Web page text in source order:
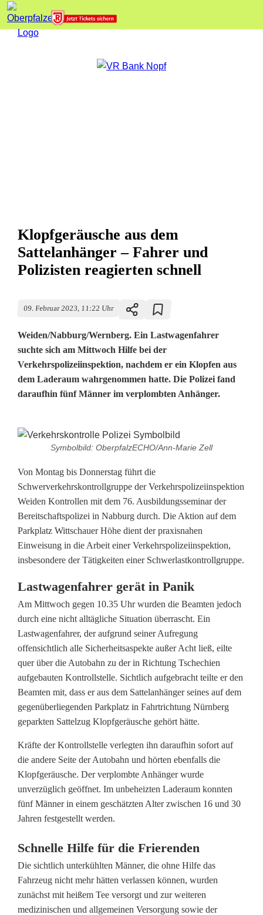
Klopfgeräusche aus dem
Sattelanhänger – Fahrer und
Polizisten reagierten schnell
09. Februar 2023, 11:22 Uhr
Weiden/Nabburg/Wernberg. Ein Lastwagenfahrer
suchte sich am Mittwoch Hilfe bei der
Verkehrspolizeiinspektion, nachdem er ein Klopfen aus
dem Laderaum wahrgenommen hatte. Die Polizei fand
daraufhin fünf Männer im verplombten Anhänger.
K
o
p
f
g
r
ä
u
s
c
h
e
a
u
s
d
m
S
a
Symbolbild: OberpfalzECHO/Ann-Marie Zell
Von Montag bis Donnerstag führt die
Schwerverkehrskontrollgruppe der Verkehrspolizeiinspektion
Weiden Kontrollen mit dem 76. Ausbildungsseminar der
Bereitschaftspolizei in Nabburg durch. Die Aktion auf dem
Parkplatz Wittschauer Höhe dient der praxisnahen
Einweisung in die Arbeit einer Verkehrspolizeiinspektion,
insbesondere der Tätigkeiten einer Schwerlastkontrollgruppe.
Lastwagenfahrer gerät in Panik
Am Mittwoch gegen 10.35 Uhr wurden die Beamten jedoch
durch eine nicht alltägliche Situation überrascht. Ein
Lastwagenfahrer, der aufgrund seiner Aufregung
offensichtlich alle Sicherheitsaspekte außer Acht ließ, eilte
quer über die Autobahn zu der in Richtung Tschechien
aufgebauten Kontrollstelle. Sichtlich aufgebracht teilte er den
Beamten mit, dass er aus dem Sattelanhänger seines auf dem
gegenüberliegenden Parkplatz in Fahrtrichtung Nürnberg
geparkten Sattelzug Klopfgeräusche gehört hätte.
Kräfte der Kontrollstelle verlegten ihn daraufhin sofort auf
die andere Seite der Autobahn und hörten ebenfalls die
Klopfgeräusche. Der verplombte Anhänger wurde
unverzüglich geöffnet. Im unbeheizten Laderaum konnten
fünf Männer in einem geschätzten Alter zwischen 16 und 30
Jahren festgestellt werden.
Schnelle Hilfe für die Frierenden
Die sichtlich unterkühlten Männer, die ohne Hilfe das
Fahrzeug nicht mehr hätten verlassen können, wurden
zunächst mit heißem Tee versorgt und zur weiteren
medizinischen und allgemeinen Versorgung sowie der